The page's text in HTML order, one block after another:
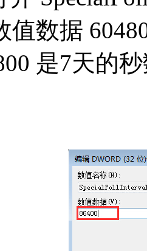
值数据
是7天的